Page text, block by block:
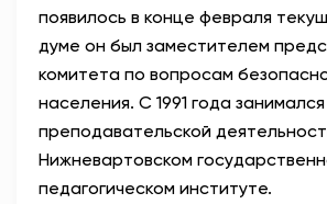
появилось в конце февраля
думе он был заместителем
комитета по вопросам
населения. С 1991 года занимался
преподавательской
Нижневартовском
педагогическом институте.